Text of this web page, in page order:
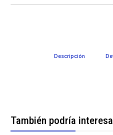
Descripción
También podría